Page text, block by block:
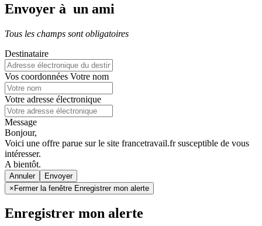
Envoyer à un ami
Tous les champs sont obligatoires
Destinataire
Vos coordonnées Votre nom
Votre adresse électronique
Message
Bonjour,
Voici une offre parue sur le site francetravail.fr susceptible de vous
intéresser.
A bientôt.
Annuler
×Fermer la fenêtre Enregistrer mon alerte
Enregistrer mon alerte